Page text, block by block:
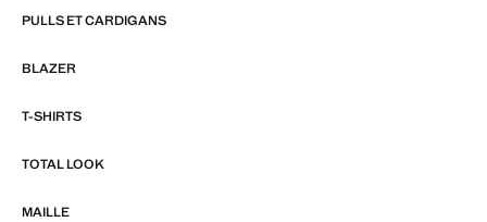
PULLS ET CARDIGANS
BLAZER
T-SHIRTS
TOTAL LOOK
MAILLE